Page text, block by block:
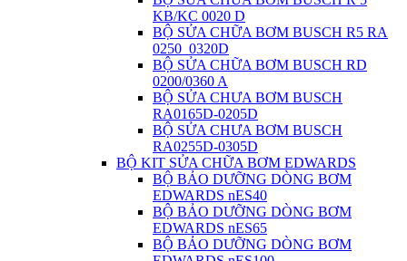
KB/KC 0020 D
BỘ SỬA CHỮA BƠM BUSCH R5 RA
0250_0320D
BỘ SỬA CHỮA BƠM BUSCH RD
0200/0360 A
BỘ SỬA CHƯA BƠM BUSCH
RA0165D-0205D
BỘ SỬA CHƯA BƠM BUSCH
RA0255D-0305D
BỘ KIT SỬA CHỮA BƠM EDWARDS
BỘ BẢO DƯỠNG DÒNG BƠM
EDWARDS nES40
BỘ BẢO DƯỠNG DÒNG BƠM
EDWARDS nES65
BỘ BẢO DƯỠNG DÒNG BƠM